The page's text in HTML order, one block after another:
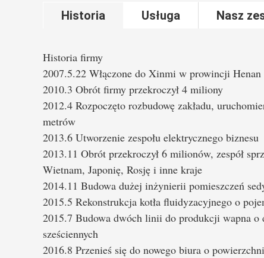
Historia Usługa Nasz
Historia firmy
2007.5.22 Włączone do Xinmi w prowincji Henan
2010.3 Obrót firmy przekroczył 4 miliony
2012.4 Rozpoczęto rozbudowę zakładu,
metrów
2013.6 Utworzenie zespołu elektrycznego biznesu
2013.11 Obrót przekroczył 6 milionów, zespół
Wietnam, Japonię, Rosję i inne kraje
2014.11 Budowa dużej inżynierii pomieszczeń
2015.5 Rekonstrukcja kotła fluidyzacyjnego o
2015.7 Budowa dwóch linii do produkcji wapna o
sześciennych
2016.8 Przenieś się do nowego biura o